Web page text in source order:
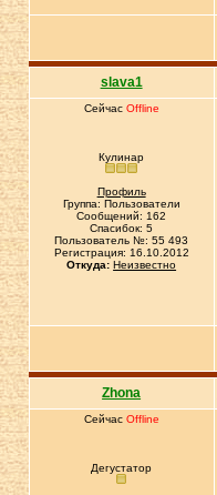
slava1
Сейчас Offline
Кулинар
Профиль
Группа: Пользователи
Сообщений: 162
Спасибок: 5
Пользователь №: 55 493
Регистрация: 16.10.2012
Откуда: Неизвестно
Zhona
Сейчас Offline
Дегустатор